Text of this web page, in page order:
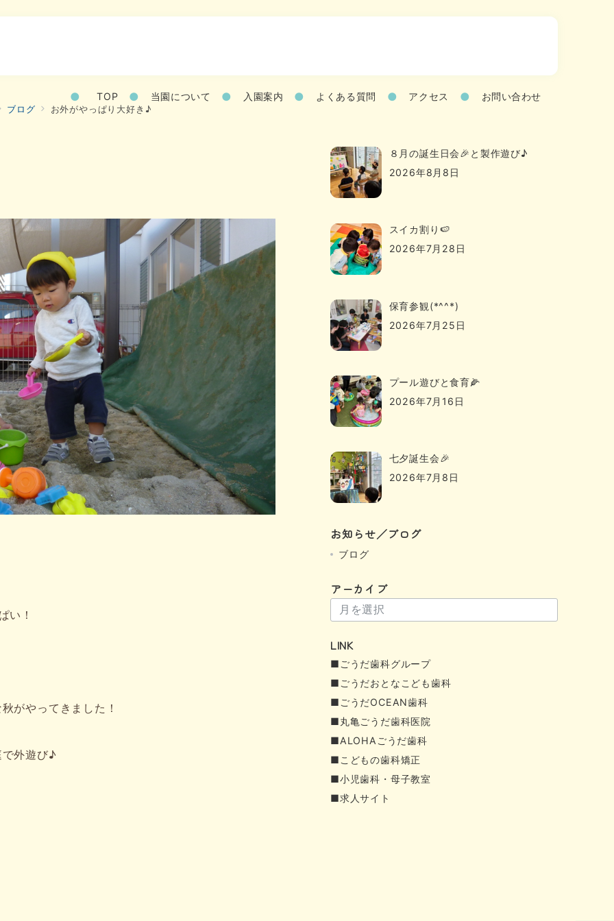
TOP 当園について 入園案内 よくある質問 アクセス お問い合わせ
ブログ お外がやっぱり大好き♪
い！
がやってきました！
外遊び♪
８月の誕生日会🎉と製作遊び♪
2026年8月8日
スイカ割り🍉
2026年7月28日
保育参観(*^^*)
2026年7月25日
プール遊びと食育🌽
2026年7月16日
七夕誕生会🎉
2026年7月8日
お知らせ／ブログ
ブログ
アーカイブ
カ
イ
ブ
LINK
■ごうだ歯科グループ
■ごうだおとなこども歯科
■ごうだOCEAN歯科
■丸亀ごうだ歯科医院
■ALOHAごうだ歯科
■こどもの歯科矯正
■小児歯科・母子教室
■求人サイト